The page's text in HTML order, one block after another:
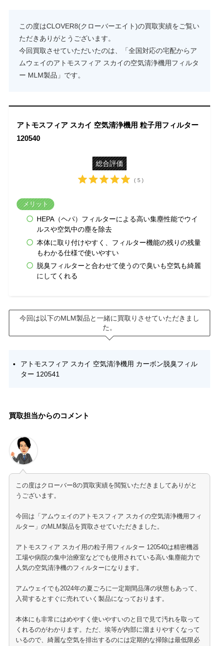
この度はCLOVER8(クローバーエイト)の買取実績をご覧い
ただきありがとうございます。
今回買取させていただいたのは、「全国対応の宅配からア
ムウェイのアトモスフィア スカイの空気清浄機用フィルタ
ー MLM製品」です。
アトモスフィア スカイ 空気清浄機用 粒子用フィルター
120540
総合評価
( 5 )
メリット
HEPA（ヘパ）フィルターによる高い集塵性能でウイ
ルスや空気中の塵を除去
本体に取り付けやすく、フィルター機能の残りの残量
もわかる仕様で使いやすい
脱臭フィルターと合わせて使うので臭いも空気も綺麗
にしてくれる
今回は以下のMLM製品と一緒に買取りさせていただきまし
た。
アトモスフィア スカイ 空気清浄機用 カーボン脱臭フィル
ター 120541
買取担当からのコメント
この度はクローバー8の買取実績を閲覧いただきましてありがと
うございます。
今回は「アムウェイのアトモスフィア スカイの空気清浄機用フィ
ルター」のMLM製品を買取させていただきました。
アトモスフィア スカイ用の粒子用フィルター 120540は精密機器
工場や病院の集中治療室などでも使用されている高い集塵能力で
人気の空気清浄機のフィルターになります。
アムウェイでも2024年の夏ごろに一定期間品薄の状態もあって、
入荷するとすぐに売れていく製品になっております。
本体にも非常にはめやすく使いやすいのと目で見て汚れを取って
くれるのがわかります。ただ、埃等が内部に溜まりやすくなって
いるので、綺麗な空気を排出するのには定期的な掃除は最低限必